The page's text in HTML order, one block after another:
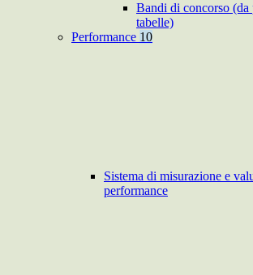
Bandi di concorso (da
tabelle)
Performance 10
Sistema di misurazione e
performance